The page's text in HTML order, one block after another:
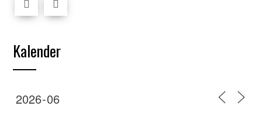
Kalender